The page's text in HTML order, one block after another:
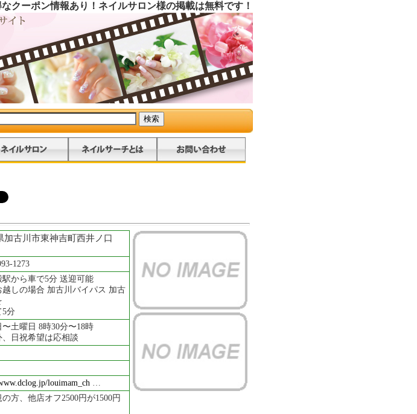
クーポン情報あり！ネイルサロン様の掲載は無料です！
加古川市東神吉町西井ノ口
1273
駅から車で5分 送迎可能
越しの場合 加古川バイパス 加古
5分
〜土曜日 8時30分〜18時
、日祝希望は応相談
louimam_ch …
の方、他店オフ2500円が1500円